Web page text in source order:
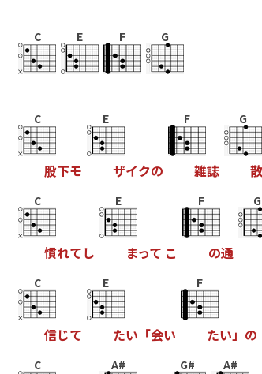
C E F G
C
股下モ
E
ザイクの
F
雑誌
G
散
C
慣れてし
E
まって こ
F
の通
G
C
信じて
E
たい 「会い
F
たい」 の
C A# G# A#